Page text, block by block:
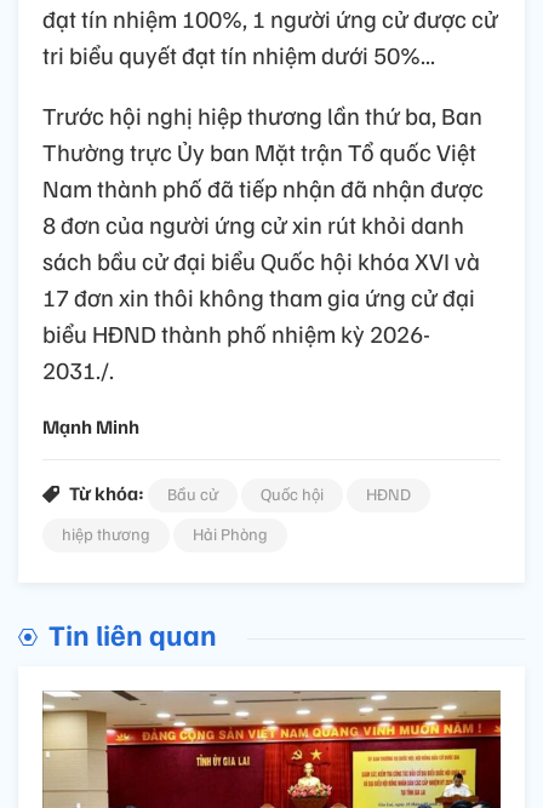
đạt tín nhiệm 100%, 1 người ứng cử được cử
tri biểu quyết đạt tín nhiệm dưới 50%...
Trước hội nghị hiệp thương lần thứ ba, Ban
Thường trực Ủy ban Mặt trận Tổ quốc Việt
Nam thành phố đã tiếp nhận đã nhận được
8 đơn của người ứng cử xin rút khỏi danh
sách bầu cử đại biểu Quốc hội khóa XVI và
17 đơn xin thôi không tham gia ứng cử đại
biểu HĐND thành phố nhiệm kỳ 2026-
2031./.
Mạnh Minh
Từ khóa: Bầu cử Quốc hội
HĐND
hiệp thương
Hải Phòng
Tin liên quan